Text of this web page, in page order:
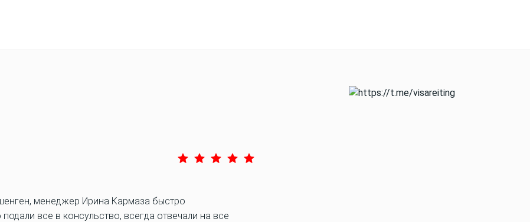
менеджер Ирина Кармаза быстро
все в консульство, всегда отвечали на все